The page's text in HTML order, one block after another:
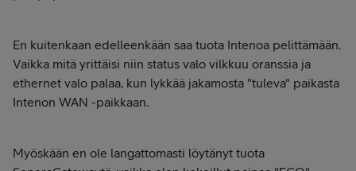
En kuitenkaan edelleenkään saa tuota Intenoa pelittämään.
Vaikka mitä yrittäisi niin status valo vilkkuu oranssia ja
ethernet valo palaa, kun lykkää jakamosta "tuleva" paikasta
Intenon WAN -paikkaan.
Myöskään en ole langattomasti löytänyt tuota